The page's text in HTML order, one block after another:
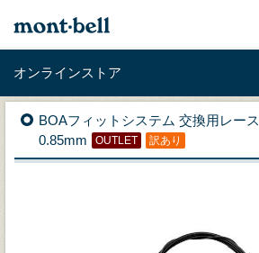
オンラインストア
BOAフィットシステム 交換用レース
0.85mm
OUTLET 訳あり